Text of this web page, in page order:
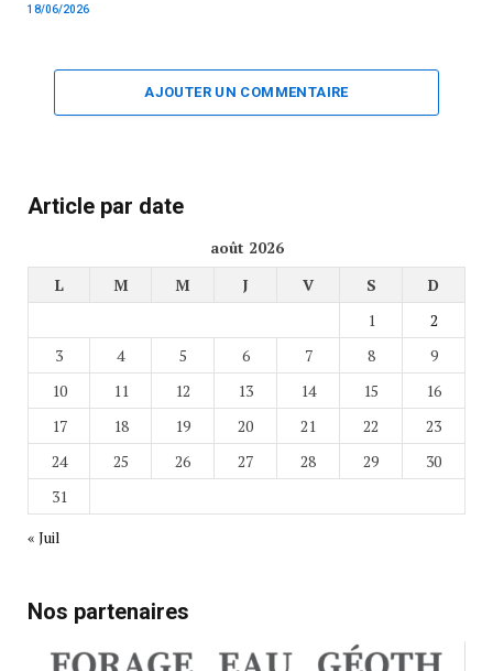
18/06/2026
AJOUTER UN COMMENTAIRE
Article par date
août 2026
L
M M J V S
D
1
2
3
4 5 6 7 8
9
10
11 12 13 14 15
16
17
18 19 20 21 22
23
24
25 26 27 28 29
30
31
« Juil
Nos partenaires